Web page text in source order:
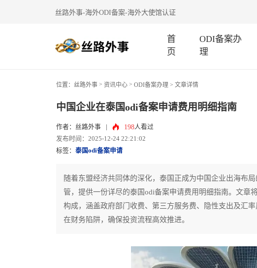
丝路外事-海外ODI备案-海外大使馆认证
首
页
ODI备案办
理
位置： 丝路外事 > 资讯中心 > ODI备案办理 > 文章详情
中国企业在泰国odi备案申请费用明细指南
作者：丝路外事 198人看过
发布时间：2025-12-24 22:21:02
标签： 泰国odi备案申请
随着东盟经济共同体的深化，泰国正成为中国企业出海布
管，提供一份详尽的泰国odi备案申请费用明细指南。文章
构成，涵盖政府部门收费、第三方服务费、隐性支出及汇
在财务陷阱，确保投资流程高效推进。